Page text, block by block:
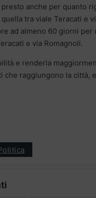
anche per quanto
tra viale Teracati e
ad almeno 60 giorni per
e via Romagnoli.
e renderla
raggiungono la città,